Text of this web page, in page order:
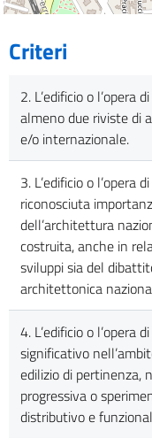
Criteri
2. L’edificio o
almeno due riviste di
e/o internazionale.
3. L’edificio o l’opera
riconosciuta
dell’architettura
costruita, anche in
sviluppi sia del
architettonica
4. L’edificio o l’opera
significativo
edilizio di pertinenza,
progressiva o
distributivo e